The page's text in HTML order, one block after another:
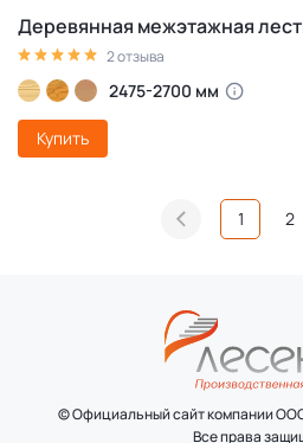
Деревянная межэтажная
2 отзыва
2475-2700 мм
Купить
1 2
© Официальный сайт компании
Все права